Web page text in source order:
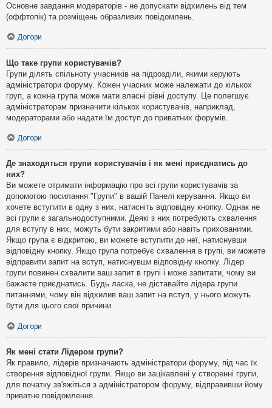
Основне завдання модераторів - не допускати відхилень від тем
(оффтопік) та розміщень образливих повідомлень.
Догори
Що таке групи користувачів?
Групи ділять спільноту учасників на підрозділи, якими керують
адміністратори форуму. Кожен учасник може належати до кількох
груп, а кожна група може мати власні рівні доступу. Це полегшує
адміністраторам призначити кількох користувачів, наприклад,
модераторами або надати їм доступ до приватних форумів.
Догори
Де знаходяться групи користувачів і як мені приєднатись до
них?
Ви можете отримати інформацію про всі групи користувачів за
допомогою посилання "Групи" в вашій Панелі керування. Якщо ви
хочете вступити в одну з них, натисніть відповідну кнопку. Однак не
всі групи є загальнодоступними. Деякі з них потребують схвалення
для вступу в них, можуть бути закритими або навіть прихованими.
Якщо група є відкритою, ви можете вступити до неї, натиснувши
відповідну кнопку. Якщо група потребує схвалення в групі, ви можете
відправити запит на вступ, натиснувши відповідну кнопку. Лідер
групи повинен схвалити ваш запит в групі і може запитати, чому ви
бажаєте приєднатись. Будь ласка, не діставайте лідера групи
питаннями, чому він відхилив ваш запит на вступ, у нього можуть
бути для цього свої причини.
Догори
Як мені стати Лідером групи?
Як правило, лідерів призначають адміністратори форуму, під час їх
створення відповідної групи. Якщо ви зацікавлені у створенні групи,
для початку зв'яжіться з адміністратором форуму, відправивши йому
приватне повідомлення.